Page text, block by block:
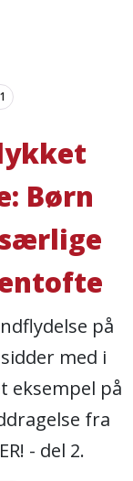
Børn
på
med i
eksempel på
fra
- del 2.